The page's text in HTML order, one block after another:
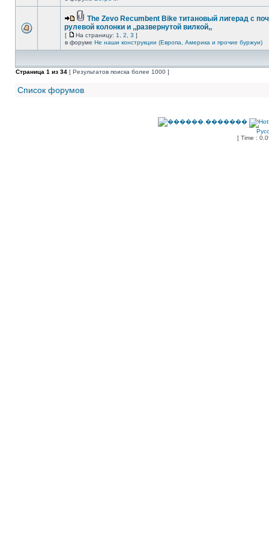
The Zevo Recumbent Bike титановый лигерад с
рулевой колонки и ,,развернутой вилкой,,
[ На страницу: 1 2 3 ]
в форуме Не наши конструкции (Европа, Америка и прочие буржуи)
Страница 1 из 34 [ Результатов поиска более 1000 ]
Список форумов
[ Time :